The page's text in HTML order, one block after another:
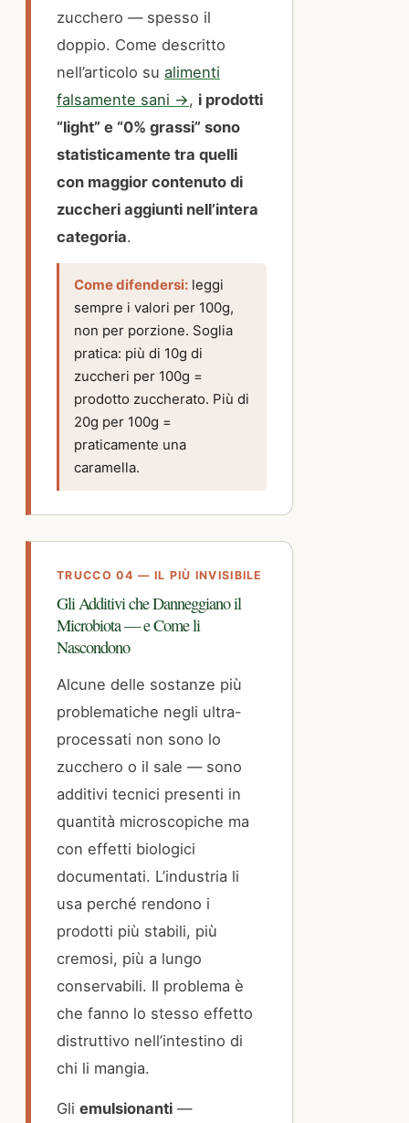
zucchero — spesso il
doppio. Come descritto
nell’articolo su alimenti
falsamente sani →, i prodotti
“light” e “0% grassi” sono
statisticamente tra quelli
con maggior contenuto di
zuccheri aggiunti nell’intera
categoria.
Come difendersi: leggi
sempre i valori per 100g,
non per porzione. Soglia
pratica: più di 10g di
zuccheri per 100g =
prodotto zuccherato. Più di
20g per 100g =
praticamente una
caramella.
TRUCCO 04 — IL PIÙ INVISIBILE
Gli Additivi che Danneggiano il
Microbiota — e Come li
Nascondono
Alcune delle sostanze più
problematiche negli ultra-
processati non sono lo
zucchero o il sale — sono
additivi tecnici presenti in
quantità microscopiche ma
con effetti biologici
documentati. L’industria li
usa perché rendono i
prodotti più stabili, più
cremosi, più a lungo
conservabili. Il problema è
che fanno lo stesso effetto
distruttivo nell’intestino di
chi li mangia.
Gli emulsionanti —